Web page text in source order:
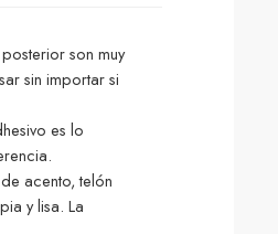
son muy
sin importar si
es lo
acento, telón
y lisa. La